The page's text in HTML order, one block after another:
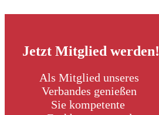
Jetzt Mitglied werden!
Als Mitglied unseres
Verbandes genießen
Sie kompetente